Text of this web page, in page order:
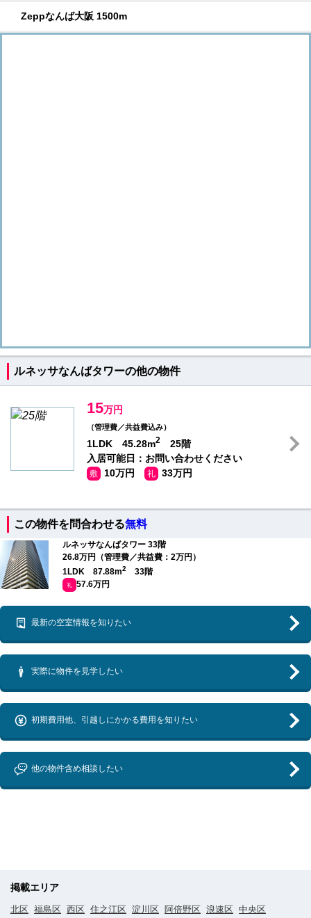
Zeppなんば大阪 1500m
ルネッサなんばタワーの他の物件
15万円
（管理費／共益費込み）
1LDK 45.28m2
25階
入居可能日：お問い合わせください
敷 10万円 礼 33万円
この物件を問合わせる無料
ルネッサなんばタワー 33階
26.8万円（管理費／共益費：2万円）
1LDK 87.88m2 33階
礼 57.6万円
最新の空室情報を知りたい
実際に物件を見学したい
初期費用他、引越しにかかる費用を知りたい
他の物件含め相談したい
掲載エリア
北区 福島区 西区 住之江区 淀川区 阿倍野区 浪速区 中央区